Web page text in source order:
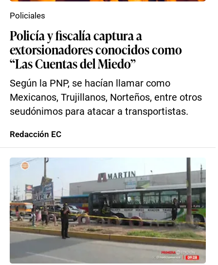
Policía y fiscalía captura a
extorsionadores conocidos como
“Las Cuentas del Miedo”
Según la PNP, se hacían llamar como
Mexicanos, Trujillanos, Norteños, entre otros
seudónimos para atacar a transportistas.
Policiales
Redacción EC